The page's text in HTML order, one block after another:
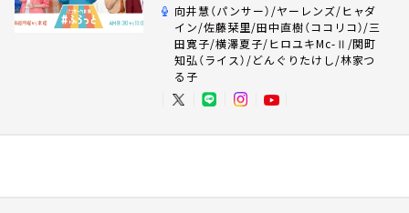
向井慧（パンサー）/ヤーレンズ/ヒャダ
イン/佐藤栞里/田中直樹（ココリコ）/三
田寛子/横澤夏子/ヒロユキMc-Ⅱ/関町
知弘（ライス）/どんぐりたけし/林家つ
る子